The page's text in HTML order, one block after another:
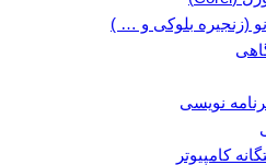
(زنجیره بلوکی و … )
نویسی
کامپیوتر